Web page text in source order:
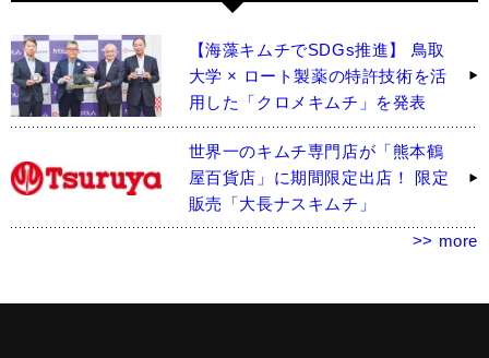
【海藻キムチでSDGs推進】 鳥取
大学 × ロート製薬の特許技術を活
用した「クロメキムチ」を発表
世界一のキムチ専門店が「熊本鶴
屋百貨店」に期間限定出店！ 限定
販売「大長ナスキムチ」
>> more